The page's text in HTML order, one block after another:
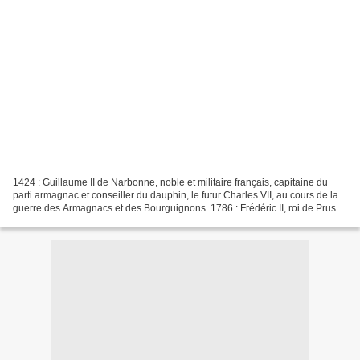
1424 : Guillaume II de Narbonne, noble et militaire français, capitaine du
parti armagnac et conseiller du dauphin, le futur Charles VII, au cours de la
guerre des Armagnacs et des Bourguignons. 1786 : Frédéric II, roi de Prusse